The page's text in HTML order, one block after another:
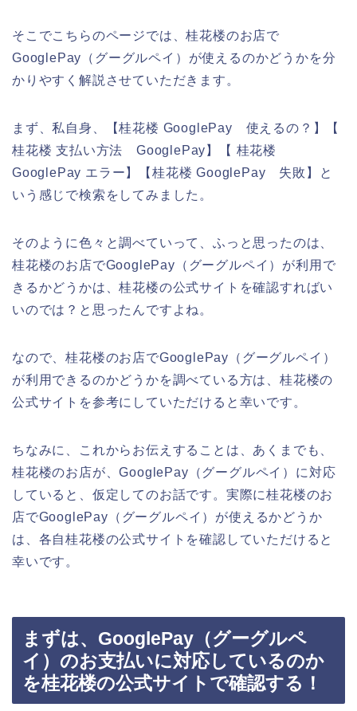
そこでこちらのページでは、桂花楼のお店で
GooglePay（グーグルペイ）が使えるのかどうかを分
かりやすく解説させていただきます。
まず、私自身、【桂花楼 GooglePay 使えるの？】【
桂花楼 支払い方法 GooglePay】【 桂花楼
GooglePay エラー】【桂花楼 GooglePay 失敗】と
いう感じで検索をしてみました。
そのように色々と調べていって、ふっと思ったのは、
桂花楼のお店でGooglePay（グーグルペイ）が利用で
きるかどうかは、桂花楼の公式サイトを確認すればい
いのでは？と思ったんですよね。
なので、桂花楼のお店でGooglePay（グーグルペイ）
が利用できるのかどうかを調べている方は、桂花楼の
公式サイトを参考にしていただけると幸いです。
ちなみに、これからお伝えすることは、あくまでも、
桂花楼のお店が、GooglePay（グーグルペイ）に対応
していると、仮定してのお話です。実際に桂花楼のお
店でGooglePay（グーグルペイ）が使えるかどうか
は、各自桂花楼の公式サイトを確認していただけると
幸いです。
まずは、GooglePay（グーグルペ
イ）のお支払いに対応しているのか
を桂花楼の公式サイトで確認する！